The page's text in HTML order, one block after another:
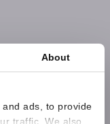
About
ads, to provide
traffic. We also